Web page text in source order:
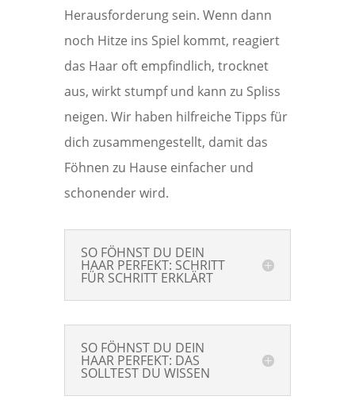
Herausforderung sein. Wenn dann
noch Hitze ins Spiel kommt, reagiert
das Haar oft empfindlich, trocknet
aus, wirkt stumpf und kann zu Spliss
neigen. Wir haben hilfreiche Tipps für
dich zusammengestellt, damit das
Föhnen zu Hause einfacher und
schonender wird.
SO FÖHNST DU DEIN
HAAR PERFEKT: SCHRITT
FÜR SCHRITT ERKLÄRT
SO FÖHNST DU DEIN
HAAR PERFEKT: DAS
SOLLTEST DU WISSEN